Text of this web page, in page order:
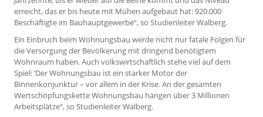
erreicht, das er bis heute mit Mühen aufgebaut hat: 920.000
Beschäftigte im Bauhauptgewerbe“, so Studienleiter Walberg.
Ein Einbruch beim Wohnungsbau werde nicht nur fatale Folgen für
die Versorgung der Bevölkerung mit dringend benötigtem
Wohnraum haben. Auch volkswirtschaftlich stehe viel auf dem
Spiel: ‛Der Wohnungsbau ist ein starker Motor der
Binnenkonjunktur – vor allem in der Krise. An der gesamten
Wertschöpfungskette Wohnungsbau hängen über 3 Millionen
Arbeitsplätze“, so Studienleiter Walberg.